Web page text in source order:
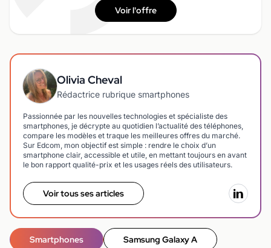
Voir l'offre
Olivia Cheval
Rédactrice rubrique smartphones
Passionnée par les nouvelles technologies et spécialiste des
smartphones, je décrypte au quotidien l’actualité des téléphones,
compare les modèles et traque les meilleures offres du marché.
Sur Edcom, mon objectif est simple : rendre le choix d’un
smartphone clair, accessible et utile, en mettant toujours en avant
le bon rapport qualité-prix et les usages réels des utilisateurs.
Voir tous ses articles
Smartphones Samsung Galaxy A